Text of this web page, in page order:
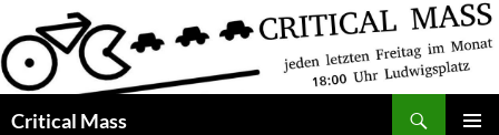
Inhalt
springen
Critical Mass